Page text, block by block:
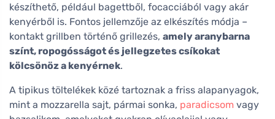
készíthető, például bagettből, focacciából vagy akár
kenyérből is. Fontos jellemzője az elkészítés módja –
kontakt grillben történő grillezés, amely aranybarna
színt, ropogósságot és jellegzetes csíkokat
kölcsönöz a kenyérnek.
A tipikus töltelékek közé tartoznak a friss alapanyagok,
mint a mozzarella sajt, pármai sonka, paradicsom vagy